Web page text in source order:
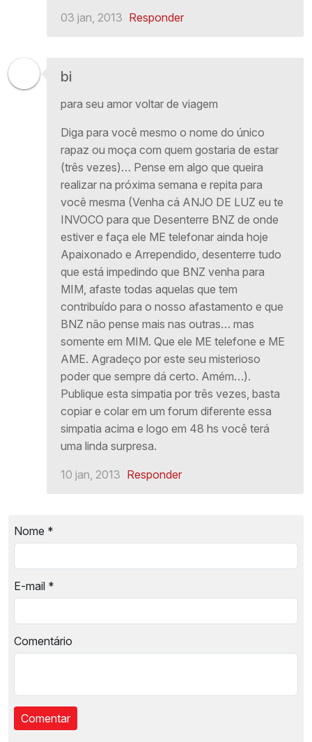
03 jan, 2013 Responder
bi
para seu amor voltar de viagem
Diga para você mesmo o nome do único
rapaz ou moça com quem gostaria de estar
(três vezes)… Pense em algo que queira
realizar na próxima semana e repita para
você mesma (Venha cá ANJO DE LUZ eu te
INVOCO para que Desenterre BNZ de onde
estiver e faça ele ME telefonar ainda hoje
Apaixonado e Arrependido, desenterre tudo
que está impedindo que BNZ venha para
MIM, afaste todas aquelas que tem
contribuído para o nosso afastamento e que
BNZ não pense mais nas outras… mas
somente em MIM. Que ele ME telefone e ME
AME. Agradeço por este seu misterioso
poder que sempre dá certo. Amém…).
Publique esta simpatia por três vezes, basta
copiar e colar em um forum diferente essa
simpatia acima e logo em 48 hs você terá
uma linda surpresa.
10 jan, 2013 Responder
Nome *
E-mail *
Comentário